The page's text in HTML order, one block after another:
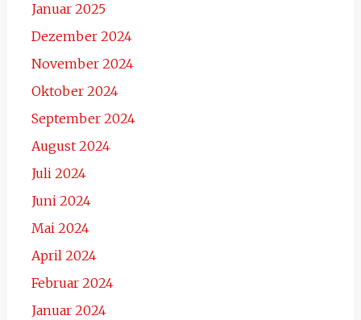
Januar 2025
Dezember 2024
November 2024
Oktober 2024
September 2024
August 2024
Juli 2024
Juni 2024
Mai 2024
April 2024
Februar 2024
Januar 2024